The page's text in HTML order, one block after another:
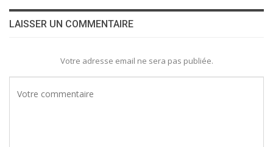
LAISSER UN COMMENTAIRE
Votre adresse email ne sera pas publiée.